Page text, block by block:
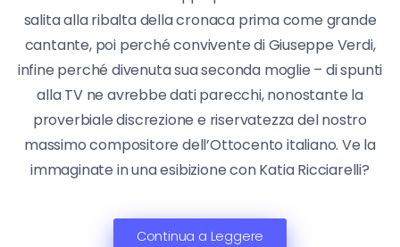
salita alla ribalta della cronaca prima come grande
cantante, poi perché convivente di Giuseppe Verdi,
infine perché divenuta sua seconda moglie – di spunti
alla TV ne avrebbe dati parecchi, nonostante la
proverbiale discrezione e riservatezza del nostro
massimo compositore dell’Ottocento italiano. Ve la
immaginate in una esibizione con Katia Ricciarelli?
Continua a Leggere